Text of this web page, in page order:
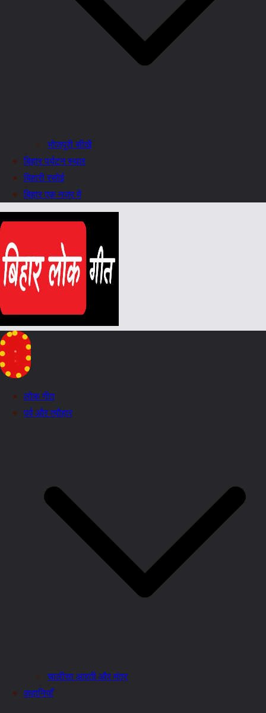
भोजपुरी सीखें
बिहार पर्यटन स्थल
बिहारी रसोई
बिहार एक नजर में
लोक गीत
पर्व और त्यौहार
चालीसा आरती और मंत्र
कहानियाँ